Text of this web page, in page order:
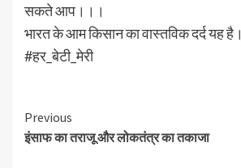
सकते आप।।।
भारत के आम किसान का वास्तविक दर्द यह है।
#हर_बेटी_मेरी
Continue
Reading
Previous
इंसाफ का तराजू और लोकतंत्र का तकाजा